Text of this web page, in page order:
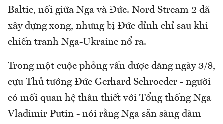
Baltic, nối giữa Nga và Đức. Nord Stream 2 đã
xây dựng xong, nhưng bị Đức đỉnh chỉ sau khi
chiến tranh Nga-Ukraine nổ ra.
Trong một cuộc phỏng vấn được đăng ngày 3/8,
cựu Thủ tướng Đức Gerhard Schroeder - người
có mối quan hệ thân thiết với Tổng thống Nga
Vladimir Putin - nói rằng Nga sẵn sàng đàm